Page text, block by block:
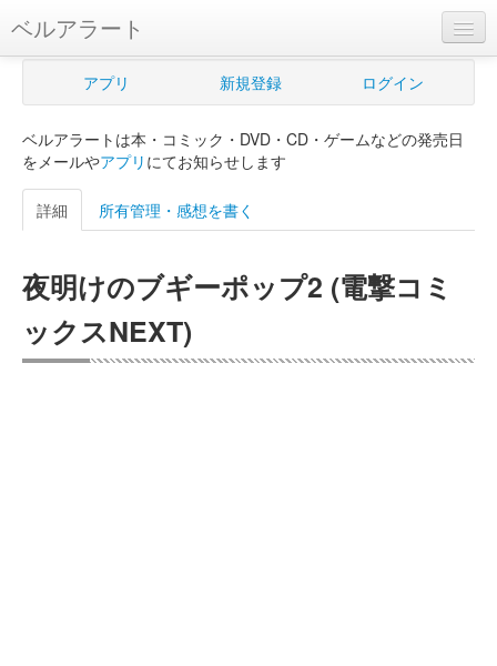
ベルアラート
ベルアラートとは
新規登録
ログイン
購入管理
Myシェルフ
アプリ 新規登録 ログイン
ベルアラートは本・コミック・DVD・CD・ゲームなどの発売日
をメールやアプリ にてお知らせします
詳細 所有管理・感想を書く
夜明けのブギーポップ2 (電撃コミ
ックスNEXT)